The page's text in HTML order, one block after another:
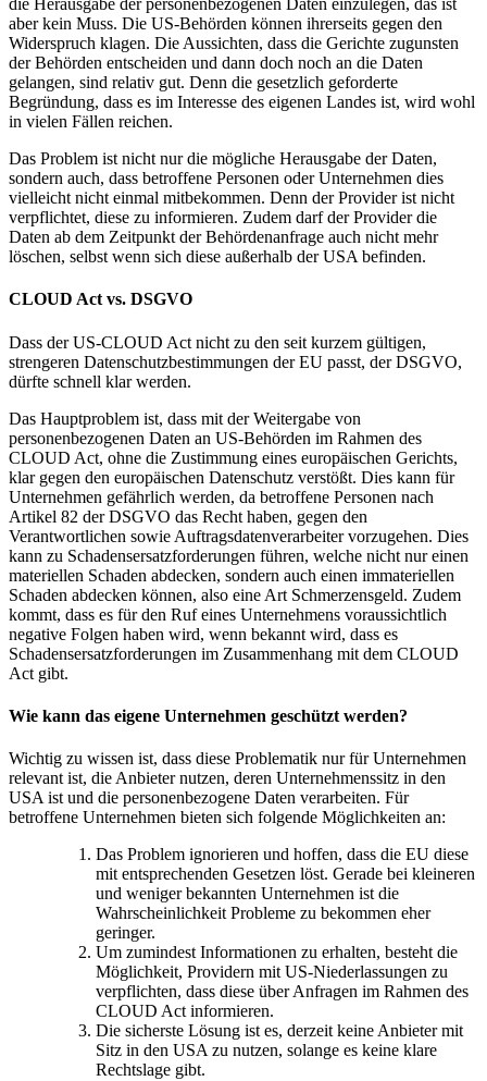
die Herausgabe der personenbezogenen Daten einzulegen, das ist
aber kein Muss. Die US-Behörden können ihrerseits gegen den
Widerspruch klagen. Die Aussichten, dass die Gerichte zugunsten
der Behörden entscheiden und dann doch noch an die Daten
gelangen, sind relativ gut. Denn die gesetzlich geforderte
Begründung, dass es im Interesse des eigenen Landes ist, wird wohl
in vielen Fällen reichen.
Das Problem ist nicht nur die mögliche Herausgabe der Daten,
sondern auch, dass betroffene Personen oder Unternehmen dies
vielleicht nicht einmal mitbekommen. Denn der Provider ist nicht
verpflichtet, diese zu informieren. Zudem darf der Provider die
Daten ab dem Zeitpunkt der Behördenanfrage auch nicht mehr
löschen, selbst wenn sich diese außerhalb der USA befinden.
CLOUD Act vs. DSGVO
Dass der US-CLOUD Act nicht zu den seit kurzem gültigen,
strengeren Datenschutzbestimmungen der EU passt, der DSGVO,
dürfte schnell klar werden.
Das Hauptproblem ist, dass mit der Weitergabe von
personenbezogenen Daten an US-Behörden im Rahmen des
CLOUD Act, ohne die Zustimmung eines europäischen Gerichts,
klar gegen den europäischen Datenschutz verstößt. Dies kann für
Unternehmen gefährlich werden, da betroffene Personen nach
Artikel 82 der DSGVO das Recht haben, gegen den
Verantwortlichen sowie Auftragsdatenverarbeiter vorzugehen. Dies
kann zu Schadensersatzforderungen führen, welche nicht nur einen
materiellen Schaden abdecken, sondern auch einen immateriellen
Schaden abdecken können, also eine Art Schmerzensgeld. Zudem
kommt, dass es für den Ruf eines Unternehmens voraussichtlich
negative Folgen haben wird, wenn bekannt wird, dass es
Schadensersatzforderungen im Zusammenhang mit dem CLOUD
Act gibt.
Wie kann das eigene Unternehmen geschützt werden?
Wichtig zu wissen ist, dass diese Problematik nur für Unternehmen
relevant ist, die Anbieter nutzen, deren Unternehmenssitz in den
USA ist und die personenbezogene Daten verarbeiten. Für
betroffene Unternehmen bieten sich folgende Möglichkeiten an:
Das Problem ignorieren und hoffen, dass die EU diese
mit entsprechenden Gesetzen löst. Gerade bei kleineren
und weniger bekannten Unternehmen ist die
Wahrscheinlichkeit Probleme zu bekommen eher
geringer.
Um zumindest Informationen zu erhalten, besteht die
Möglichkeit, Providern mit US-Niederlassungen zu
verpflichten, dass diese über Anfragen im Rahmen des
CLOUD Act informieren.
Die sicherste Lösung ist es, derzeit keine Anbieter mit
Sitz in den USA zu nutzen, solange es keine klare
Rechtslage gibt.